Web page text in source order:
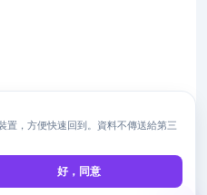
置，方便快速回到。資料不傳送給第三
好，同意